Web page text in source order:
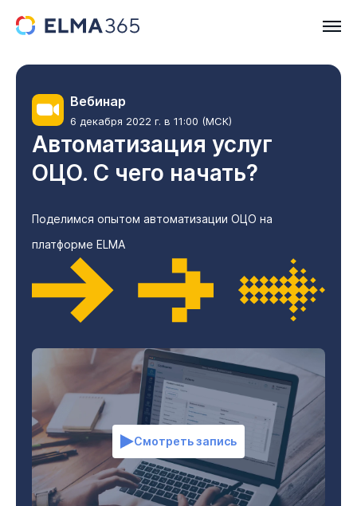
Вебинар
6 декабря 2022 г. в 11:00 (МСК)
Автоматизация услуг
ОЦО. С чего начать?
Поделимся опытом автоматизации ОЦО на
платформе ELMA
Смотреть запись